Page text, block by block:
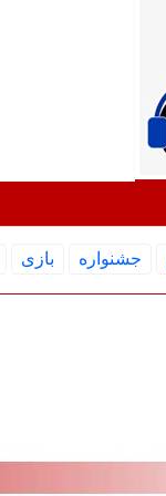
جشنواره بازی